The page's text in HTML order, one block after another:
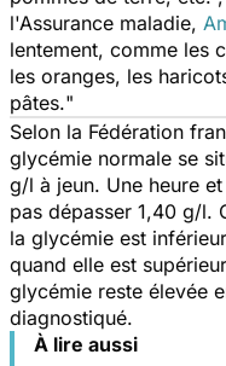
l'Assurance maladie,
lentement, comme les
les oranges, les
pâtes."
Selon la Fédération
glycémie normale se
g/l à jeun. Une heure
pas dépasser 1,40 g/l.
la glycémie est
quand elle est
glycémie reste élevée
diagnostiqué.
À lire aussi